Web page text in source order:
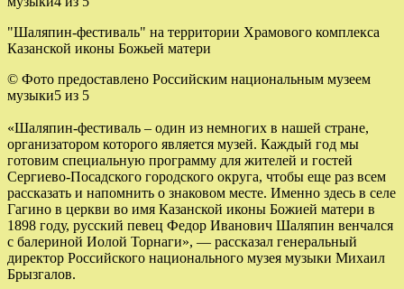
"Шаляпин-фестиваль" на территории Храмового комплекса
Казанской иконы Божьей матери
© Фото предоставлено Российским национальным музеем
музыки5 из 5
«Шаляпин-фестиваль – один из немногих в нашей стране,
организатором которого является музей. Каждый год мы
готовим специальную программу для жителей и гостей
Сергиево-Посадского городского округа, чтобы еще раз всем
рассказать и напомнить о знаковом месте. Именно здесь в селе
Гагино в церкви во имя Казанской иконы Божией матери в
1898 году, русский певец Федор Иванович Шаляпин венчался
с балериной Иолой Торнаги», — рассказал генеральный
директор Российского национального музея музыки Михаил
Брызгалов.